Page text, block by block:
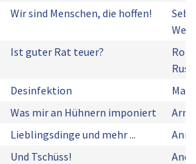
Wir sind Menschen, die hoffen!
Ist guter Rat teuer?
Desinfektion
Was mir an Hühnern imponiert
Lieblingsdinge und mehr ...
Und Tschüss!